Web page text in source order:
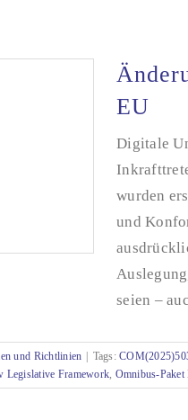
in der
EU
Digitale
wurden
und
seien –
und Richtlinien Tags:
Legislative Framework, Omnibus-Paket